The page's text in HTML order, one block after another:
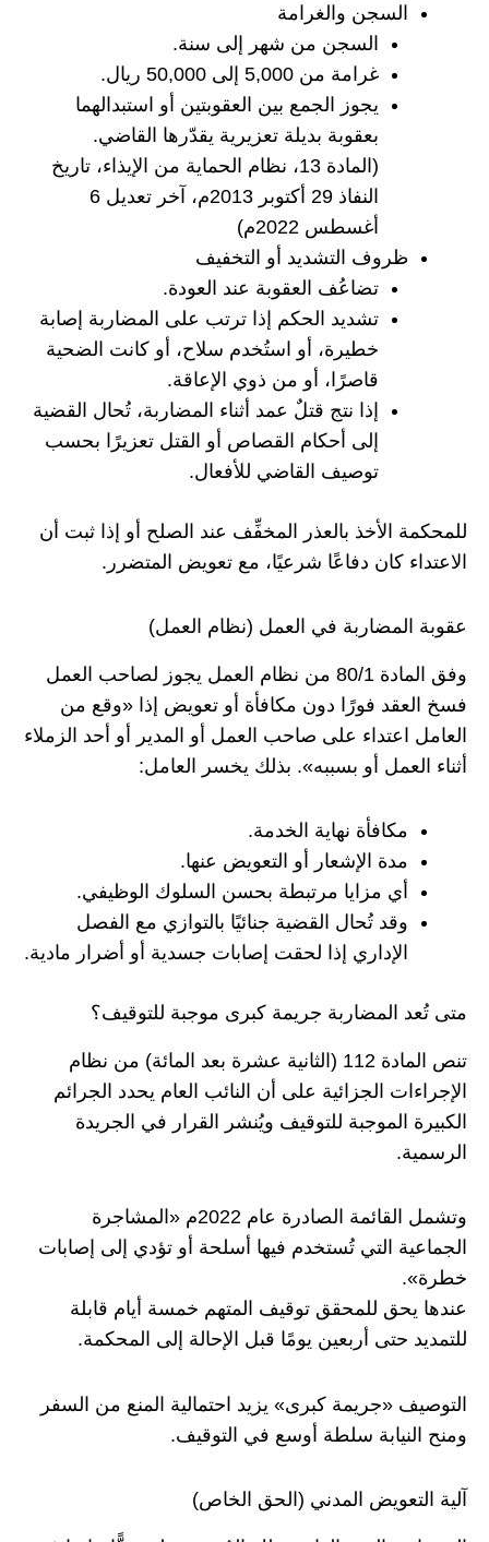
السجن والغرامة
السجن من شهر إلى سنة.
غرامة من 5,000 إلى 50,000 ريال.
يجوز الجمع بين العقوبتين أو استبدالهما
بعقوبة بديلة تعزيرية يقدّرها القاضي.
(المادة 13، نظام الحماية من الإيذاء، تاريخ
النفاذ 29 أكتوبر 2013م، آخر تعديل 6
أغسطس 2022م)
ظروف التشديد أو التخفيف
تضاعُف العقوبة عند العودة.
تشديد الحكم إذا ترتب على المضاربة إصابة
خطيرة، أو استُخدم سلاح، أو كانت الضحية
قاصرًا، أو من ذوي الإعاقة.
إذا نتج قتلٌ عمد أثناء المضاربة، تُحال القضية
إلى أحكام القصاص أو القتل تعزيرًا بحسب
توصيف القاضي للأفعال.
للمحكمة الأخذ بالعذر المخفِّف عند الصلح أو إذا ثبت أن
الاعتداء كان دفاعًا شرعيًا، مع تعويض المتضرر.
عقوبة المضاربة في العمل (نظام العمل)
وفق المادة 80/1 من نظام العمل يجوز لصاحب العمل
فسخ العقد فورًا دون مكافأة أو تعويض إذا «وقع من
العامل اعتداء على صاحب العمل أو المدير أو أحد الزملاء
أثناء العمل أو بسببه». بذلك يخسر العامل:
مكافأة نهاية الخدمة.
مدة الإشعار أو التعويض عنها.
أي مزايا مرتبطة بحسن السلوك الوظيفي.
وقد تُحال القضية جنائيًا بالتوازي مع الفصل
الإداري إذا لحقت إصابات جسدية أو أضرار مادية.
متى تُعد المضاربة جريمة كبرى موجبة للتوقيف؟
تنص المادة 112 (الثانية عشرة بعد المائة) من نظام
الإجراءات الجزائية على أن النائب العام يحدد الجرائم
الكبيرة الموجبة للتوقيف ويُنشر القرار في الجريدة
الرسمية.
وتشمل القائمة الصادرة عام 2022م «المشاجرة
الجماعية التي تُستخدم فيها أسلحة أو تؤدي إلى إصابات
خطرة».
عندها يحق للمحقق توقيف المتهم خمسة أيام قابلة
للتمديد حتى أربعين يومًا قبل الإحالة إلى المحكمة.
التوصيف «جريمة كبرى» يزيد احتمالية المنع من السفر
ومنح النيابة سلطة أوسع في التوقيف.
آلية التعويض المدني (الحق الخاص)